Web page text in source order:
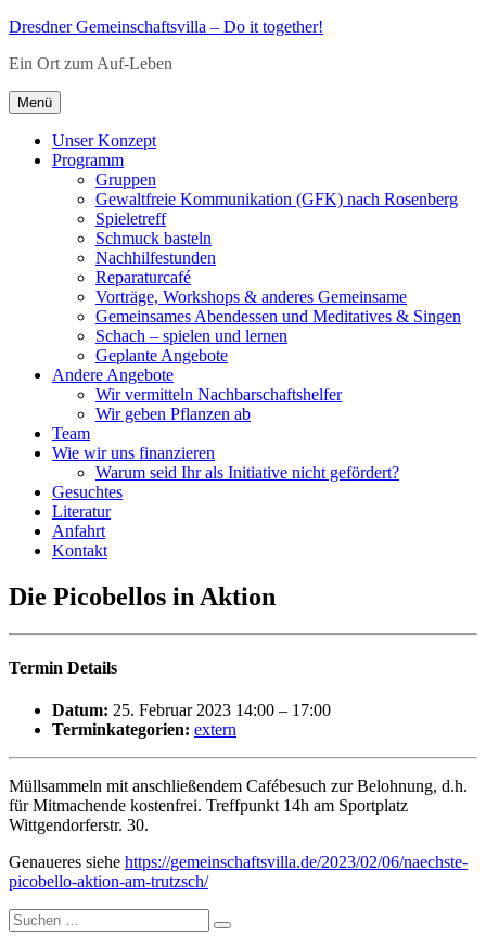
Zum
springen
Dresdner Gemeinschaftsvilla – Do it together!
Ein Ort zum Auf-Leben
Menü
Unser Konzept
Programm
Gruppen
Gewaltfreie Kommunikation (GFK) nach Rosenberg
Spieletreff
Schmuck basteln
Nachhilfestunden
Reparaturcafé
Vorträge, Workshops & anderes Gemeinsame
Gemeinsames Abendessen und Meditatives & Singen
Schach – spielen und lernen
Geplante Angebote
Andere Angebote
Wir vermitteln Nachbarschaftshelfer
Wir geben Pflanzen ab
Team
Wie wir uns finanzieren
Warum seid Ihr als Initiative nicht gefördert?
Gesuchtes
Literatur
Anfahrt
Kontakt
Die Picobellos in Aktion
Termin Details
Datum: 25. Februar 2023 14:00 – 17:00
Terminkategorien: extern
Müllsammeln mit anschließendem Cafébesuch zur Belohnung, d.h.
für Mitmachende kostenfrei. Treffpunkt 14h am Sportplatz
Wittgendorferstr. 30.
Genaueres siehe https://gemeinschaftsvilla.de/2023/02/06/naechste-
picobello-aktion-am-trutzsch/
Suchen
nach:
Suchen